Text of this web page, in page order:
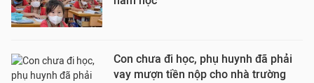
Con chưa đi học, phụ huynh đã phải
vay mượn tiền nộp cho nhà trường